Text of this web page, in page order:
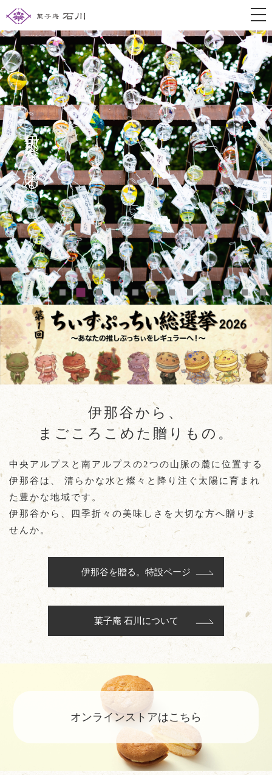
伊那谷を贈る。
伊那谷から、
まごころこめた贈りもの。
中央アルプスと南アルプスの2つの山脈の麓に位置する
伊那谷は、
清らかな水と燦々と降り注ぐ太陽に育まれ
た豊かな地域です。
伊那谷から、四季折々の美味しさを大切な方へ贈りま
せんか。
伊那谷を贈る。特設ページ
菓子庵 石川について
オンラインストアはこちら